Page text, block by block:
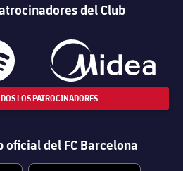
del Club
LOS PATROCINADORES
oficial del FC Barcelona